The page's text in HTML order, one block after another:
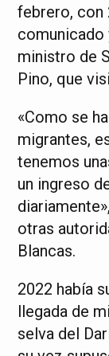
febrero, con
comunicado
ministro de
Pino, que
«Como se
migrantes,
tenemos
un ingreso
otras
Blancas.
2022 había
llegada de
selva del